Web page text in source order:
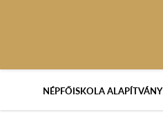
NÉPFŐISKOLA ALAPÍTVÁNY